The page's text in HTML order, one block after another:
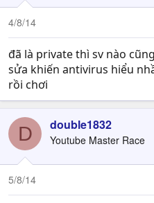
4/8/14
đã là private thì sv nào
sửa khiến antivirus hiểu
rồi chơi
D double1832
Youtube Master Race
5/8/14